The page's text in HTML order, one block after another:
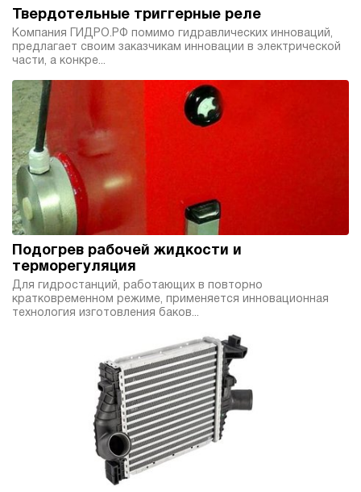
Твердотельные триггерные реле
Компания ГИДРО.РФ помимо гидравлических инноваций,
предлагает своим заказчикам инновации в электрической
части, а конкре...
Подогрев рабочей жидкости и
терморегуляция
Для гидростанций, работающих в повторно
кратковременном режиме, применяется инновационная
технология изготовления баков...